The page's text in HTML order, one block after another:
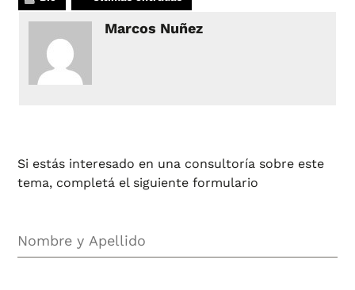
Marcos Nuñez
Si estás interesado en una consultoría sobre este
tema, completá el siguiente formulario